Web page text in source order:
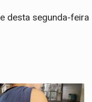
desta segunda-feira